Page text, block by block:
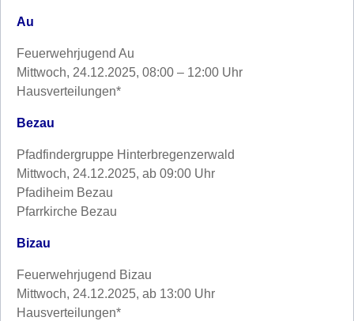
Au
Feuerwehrjugend Au
Mittwoch, 24.12.2025, 08:00 – 12:00 Uhr
Hausverteilungen*
Bezau
Pfadfindergruppe Hinterbregenzerwald
Mittwoch, 24.12.2025, ab 09:00 Uhr
Pfadiheim Bezau
Pfarrkirche Bezau
Bizau
Feuerwehrjugend Bizau
Mittwoch, 24.12.2025, ab 13:00 Uhr
Hausverteilungen*